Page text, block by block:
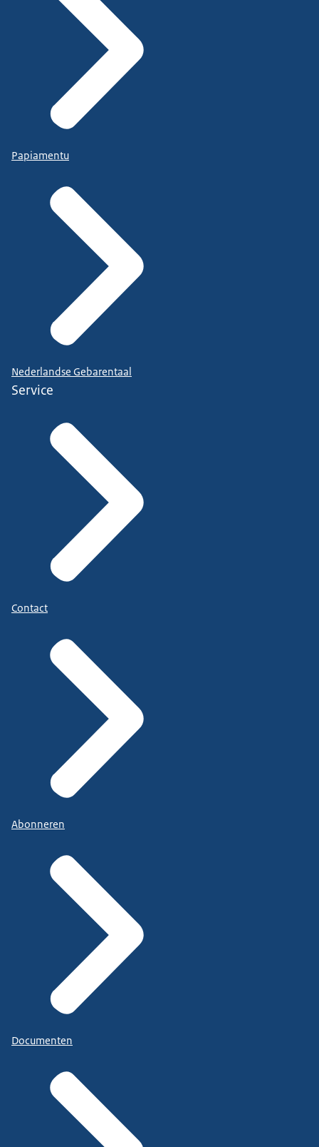
Papiamentu
Nederlandse Gebarentaal
Service
Contact
Abonneren
Documenten